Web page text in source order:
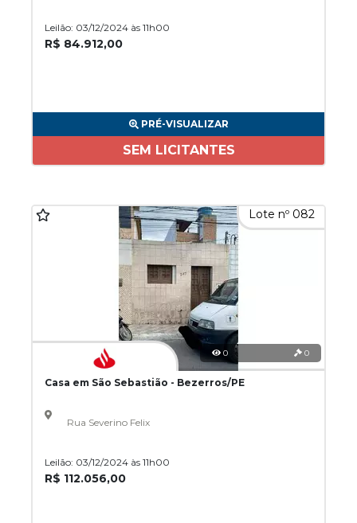
Leilão: 03/12/2024 às 11h00
R$ 84.912,00
PRÉ-VISUALIZAR
SEM LICITANTES
Lote nº 082
0 0
Casa em São Sebastião - Bezerros/PE
Rua Severino Felix
Leilão: 03/12/2024 às 11h00
R$ 112.056,00